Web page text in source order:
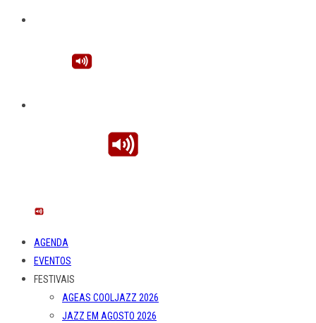
AGENDA
EVENTOS
FESTIVAIS
AGEAS COOLJAZZ 2026
JAZZ EM AGOSTO 2026